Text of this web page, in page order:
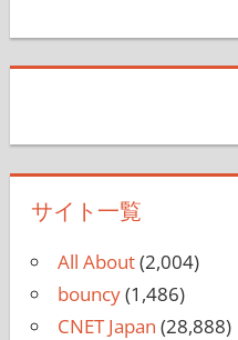
サイト一覧
All About(2,004)
bouncy(1,486)
CNET Japan (28,888)